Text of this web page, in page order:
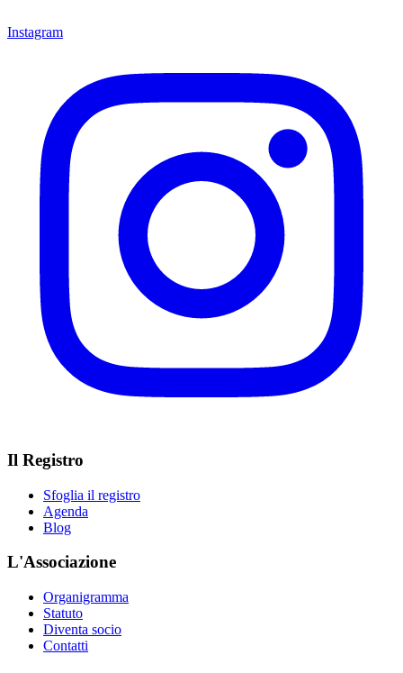
Instagram
Il Registro
Sfoglia il registro
Agenda
Blog
L'Associazione
Organigramma
Statuto
Diventa socio
Contatti